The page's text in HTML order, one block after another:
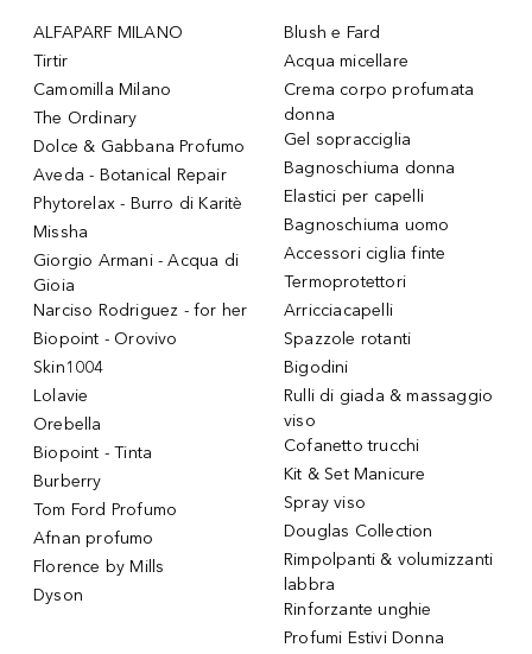
ALFAPARF MILANO
Tirtir
Camomilla Milano
The Ordinary
Dolce & Gabbana Profumo
Aveda - Botanical Repair
Phytorelax - Burro di Karitè
Missha
Giorgio Armani - Acqua di
Gioia
Narciso Rodriguez - for her
Biopoint - Orovivo
Skin1004
Lolavie
Orebella
Biopoint - Tinta
Burberry
Tom Ford Profumo
Afnan profumo
Florence by Mills
Dyson
Blush e Fard
Acqua micellare
Crema corpo profumata
donna
Gel sopracciglia
Bagnoschiuma donna
Elastici per capelli
Bagnoschiuma uomo
Accessori ciglia finte
Termoprotettori
Arricciacapelli
Spazzole rotanti
Bigodini
Rulli di giada & massaggio
viso
Cofanetto trucchi
Kit & Set Manicure
Spray viso
Douglas Collection
Rimpolpanti & volumizzanti
labbra
Rinforzante unghie
Profumi Estivi Donna